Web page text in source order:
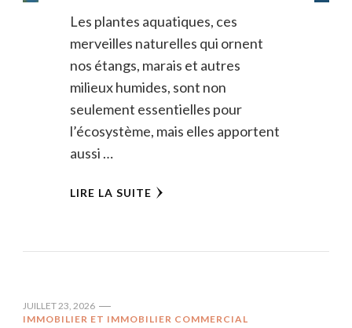
Les plantes aquatiques, ces
merveilles naturelles qui ornent
nos étangs, marais et autres
milieux humides, sont non
seulement essentielles pour
l’écosystème, mais elles apportent
aussi …
LIRE LA SUITE
JUILLET 23, 2026
IMMOBILIER ET IMMOBILIER COMMERCIAL